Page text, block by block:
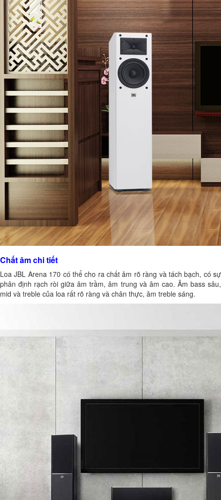
Chất âm chi tiết
Loa JBL Arena 170 có thể cho ra chất âm rõ ràng và tách bạch, có sự
phân định rạch ròi giữa âm trầm, âm trung và âm cao. Âm bass sâu,
mid và treble của loa rất rõ ràng và chân thực, âm treble sáng.